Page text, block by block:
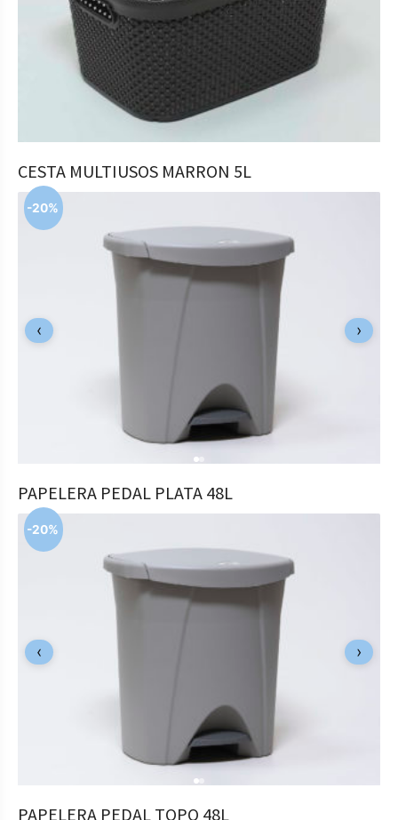
COMPRAR
CESTA MULTIUSOS MARRON 5L
4,99€
-20%
‹ ›
COMPRAR
PAPELERA PEDAL PLATA 48L
21,99 €
-20%
‹ ›
COMPRAR
PAPELERA PEDAL TOPO 48L